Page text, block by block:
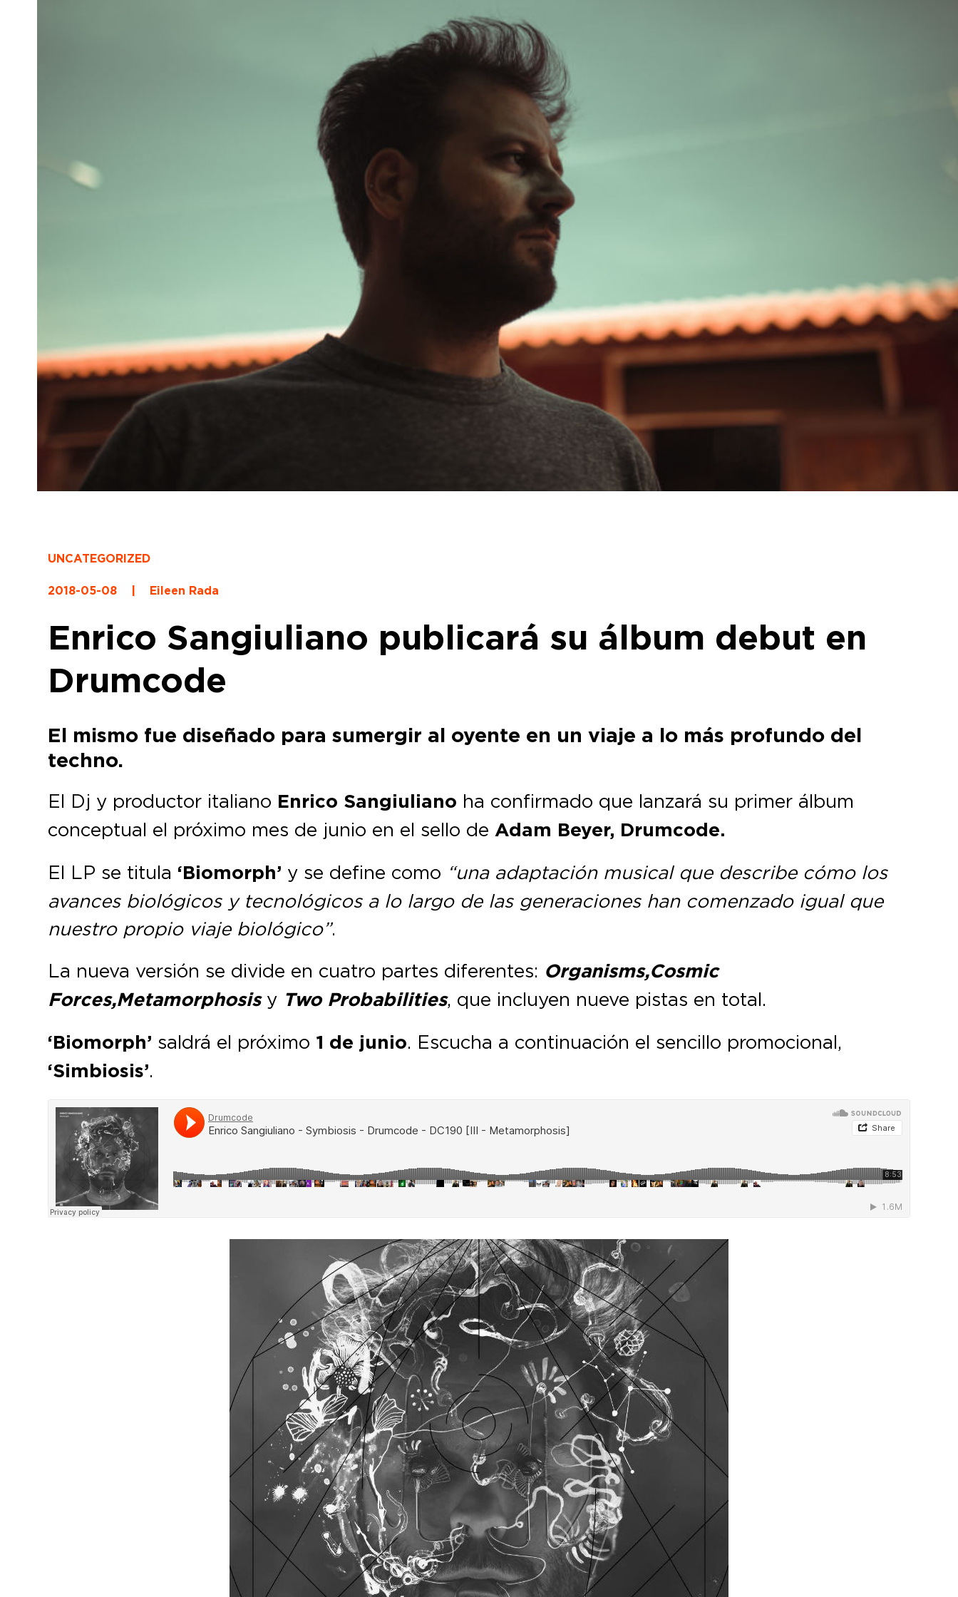
UNCATEGORIZED
2018-05-08 Eileen Rada
Enrico Sangiuliano publicará su álbum debut en
Drumcode
El mismo fue diseñado para sumergir al oyente en un viaje a lo más profundo del
techno.
El Dj y productor italiano Enrico Sangiuliano ha confirmado que lanzará su primer álbum
conceptual el próximo mes de junio en el sello deAdam Beyer, Drumcode.
El LP se titula ‘Biomorph’ y se define como “una adaptación musical que describe cómo los
avances biológicos y tecnológicos a lo largo de las generaciones han comenzado igual que
nuestro propio viaje biológico”.
La nueva versión se divide en cuatro partes diferentes: Organisms, Cosmic
Forces, Metamorphosisy Two Probabilities, que incluyen nueve pistas en total.
‘Biomorph’ saldrá el próximo 1 de junio. Escucha a continuación el sencillo promocional,
‘Simbiosis’.